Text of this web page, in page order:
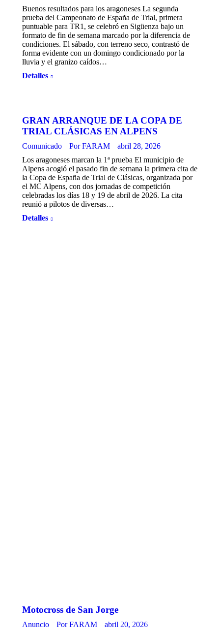
Buenos resultados para los aragoneses La segunda
prueba del Campeonato de España de Trial, primera
puntuable para TR1, se celebró en Sigüenza bajo un
formato de fin de semana marcado por la diferencia de
condiciones. El sábado, con terreno seco, contrastó de
forma evidente con un domingo condicionado por la
lluvia y el granizo caídos…
Detalles
GRAN ARRANQUE DE LA COPA DE
TRIAL CLÁSICAS EN ALPENS
Comunicado PorFARAM
abril 28, 2026
Los aragoneses marcan la 1ª prueba El municipio de
Alpens acogió el pasado fin de semana la primera cita de
la Copa de España de Trial de Clásicas, organizada por
el MC Alpens, con dos jornadas de competición
celebradas los días 18 y 19 de abril de 2026. La cita
reunió a pilotos de diversas…
Detalles
Motocross de San Jorge
Anuncio PorFARAM
abril 20, 2026